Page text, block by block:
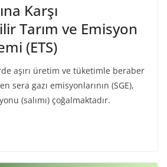
Karşı
Tarım ve Emisyon
(ETS)
aşırı üretim ve tüketimle beraber
sera gazı emisyonlarının (SGE),
(salımı) çoğalmaktadır.